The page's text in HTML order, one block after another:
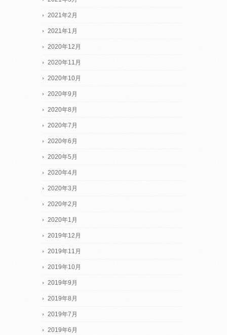
2021年2月
2021年1月
2020年12月
2020年11月
2020年10月
2020年9月
2020年8月
2020年7月
2020年6月
2020年5月
2020年4月
2020年3月
2020年2月
2020年1月
2019年12月
2019年11月
2019年10月
2019年9月
2019年8月
2019年7月
2019年6月